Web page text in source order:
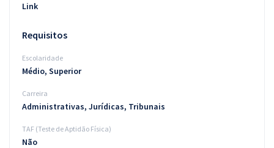
Link
Requisitos
Escolaridade
Médio, Superior
Carreira
Administrativas, Jurídicas, Tribunais
TAF (Teste de Aptidão Física)
Não